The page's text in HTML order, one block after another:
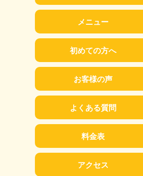
メニュー
初めての方へ
お客様の声
よくある質問
料金表
アクセス